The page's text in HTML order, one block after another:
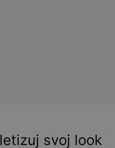
svoj look